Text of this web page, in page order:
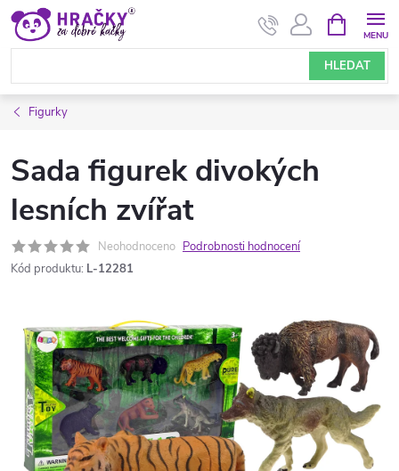
Přejít
obsah
HLEDAT
NÁKUPNÍ
KOŠÍK
Figurky
Sada figurek divokých
lesních zvířat
Neohodnoceno Podrobnosti hodnocení
Kód produktu: L-12281